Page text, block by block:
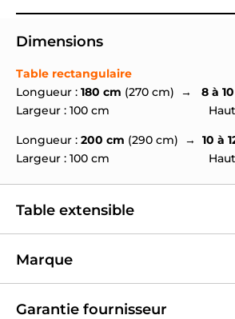
Dimensions
Table rectangulaire
Longueur : 180 cm (270 cm) →
8 à
Largeur : 100 cm Hauteur
Longueur : 200 cm (290 cm) → 10 à
Largeur : 100 cm Hauteur
Table extensible
Marque
Garantie fournisseur